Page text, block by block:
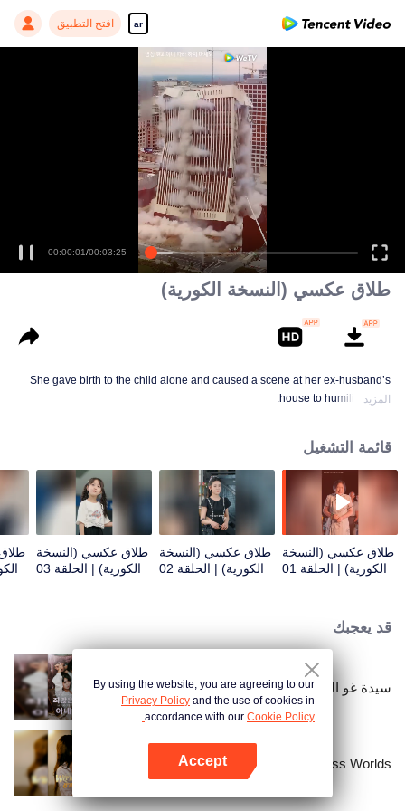
ar افتح التطبيق
Enjoy smooth and HD episodes
00:00:01/00:03:25
طلاق عكسي (النسخة الكورية)
She gave birth to the child alone and caused a scene at her ex-husband’s
house to humiliate him.
المزيد
قائمة التشغيل
طلاق عكسي (النسخة
الكورية) | الحلقة 01
طلاق عكسي (النسخة
الكورية) | الحلقة 02
طلاق عكسي (النسخة
الكورية) | الحلقة 03
قد يعجبك
سيدة غو السريّة الآثمة (النسخة الكورية)
Resentment Across Worlds
By using the website, you are agreeing to our
Privacy Policy and the use of cookies in
accordance with our Cookie Policy.
Accept